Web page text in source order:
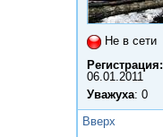
Не в сети
Регистрация:
06.01.2011
Уважуха: 0
Вверх